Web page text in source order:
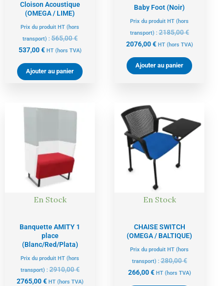
Cloison Acoustique
(OMEGA / LIME)
Prix du produit HT (hors
transport) :565,00€
537,00€ HT (hors TVA)
Ajouter au panier
Baby Foot (Noir)
Prix du produit HT (hors
transport) :2185,00€
2076,00€ HT (hors TVA)
Ajouter au panier
En Stock
Banquette AMITY 1
place
(Blanc/Red/Plata)
Prix du produit HT (hors
transport) :2910,00€
2765,00€
Le
est :
2765,00 €.
HT (hors TVA)
En Stock
CHAISE SWITCH
(OMEGA / BALTIQUE)
Prix du produit HT (hors
transport) :280,00€
prix
initial
266,00€
prix
actuel
266,00 €.
HT (hors TVA)